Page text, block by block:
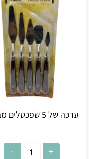
ערכה של 5 שפכטלים מברזל